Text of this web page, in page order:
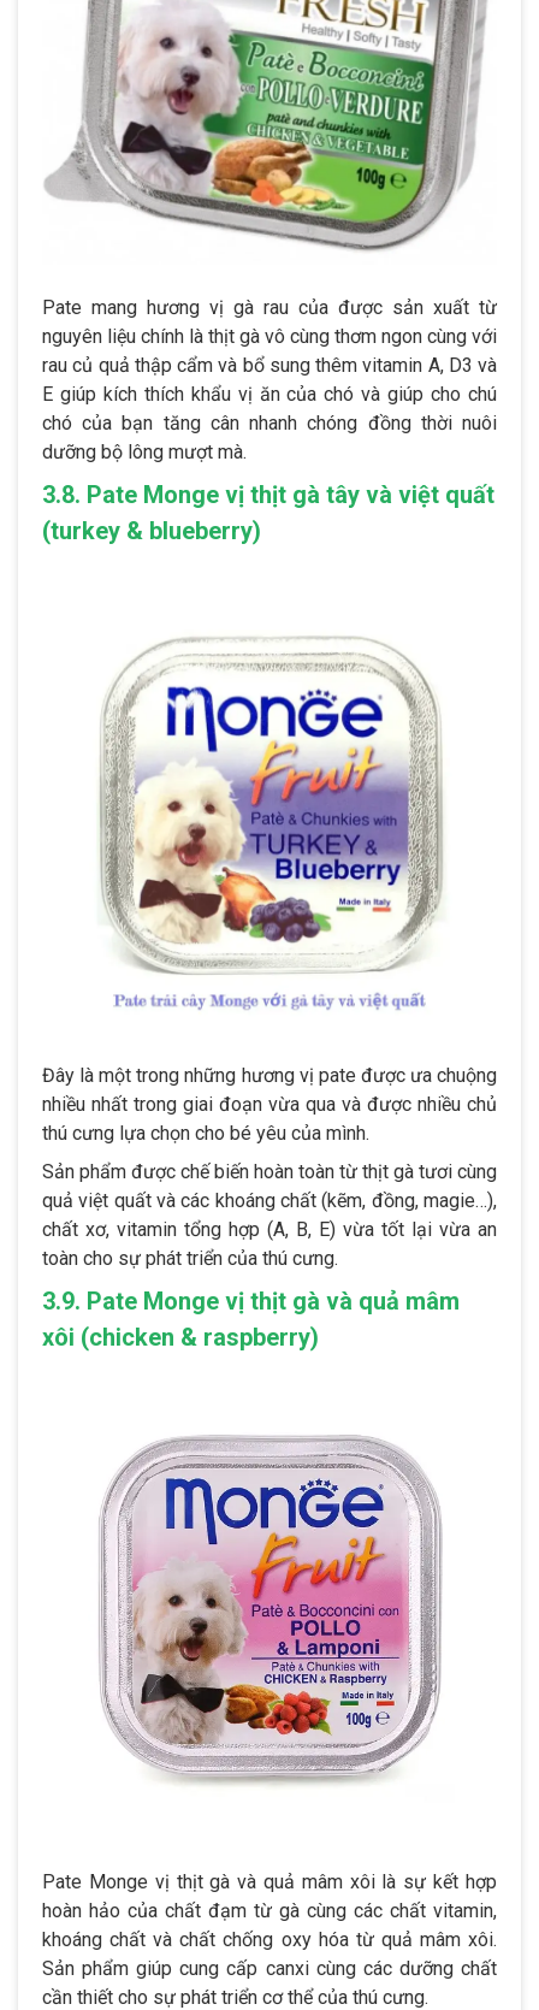
Pate mang hương vị gà rau của được sản xuất từ
nguyên liệu chính là thịt gà vô cùng thơm ngon cùng với
rau củ quả thập cẩm và bổ sung thêm vitamin A, D3 và
E giúp kích thích khẩu vị ăn của chó và giúp cho chú
chó của bạn tăng cân nhanh chóng đồng thời nuôi
dưỡng bộ lông mượt mà.
3.8. Pate Monge vị thịt gà tây và việt quất
(turkey & blueberry)
Đây là một trong những hương vị pate được ưa chuộng
nhiều nhất trong giai đoạn vừa qua và được nhiều chủ
thú cưng lựa chọn cho bé yêu của mình.
Sản phẩm được chế biến hoàn toàn từ thịt gà tươi cùng
quả việt quất và các khoáng chất (kẽm, đồng, magie…),
chất xơ, vitamin tổng hợp (A, B, E) vừa tốt lại vừa an
toàn cho sự phát triển của thú cưng.
3.9. Pate Monge vị thịt gà và quả mâm
xôi (chicken & raspberry)
Pate Monge vị thịt gà và quả mâm xôi là sự kết hợp
hoàn hảo của chất đạm từ gà cùng các chất vitamin,
khoáng chất và chất chống oxy hóa từ quả mâm xôi.
Sản phẩm giúp cung cấp canxi cùng các dưỡng chất
cần thiết cho sự phát triển cơ thể của thú cưng.